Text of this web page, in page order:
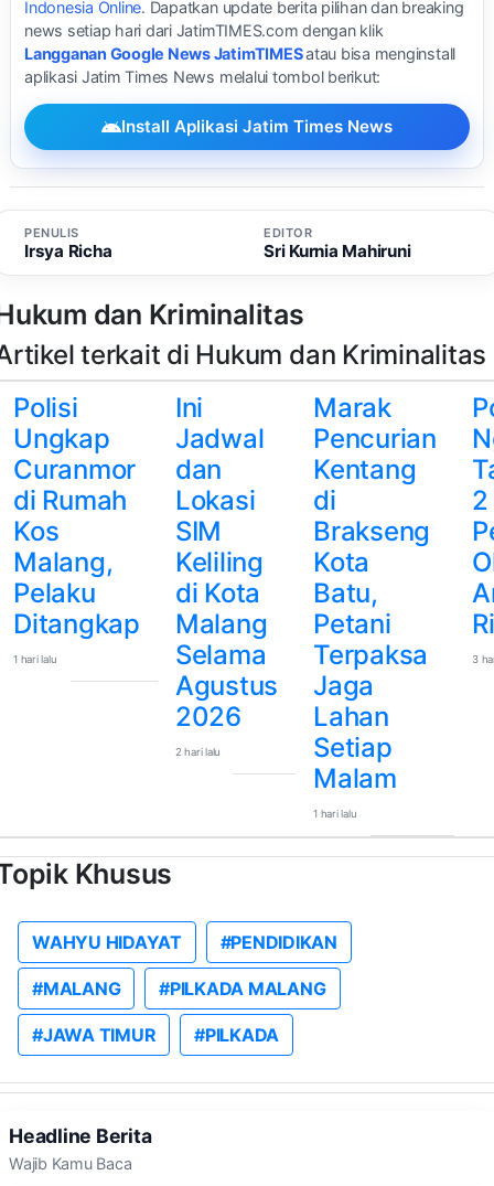
Indonesia Online. Dapatkan update berita pilihan dan breaking
news setiap hari dari JatimTIMES.com dengan klik
Langganan Google News JatimTIMESatau bisa menginstall
aplikasi Jatim Times News melalui tombol berikut:
Install Aplikasi Jatim Times News
PENULIS
Irsya Richa
EDITOR
Sri Kurnia Mahiruni
dan Kriminalitas
terkait di Hukum dan Kriminalitas
Polisi
Ungkap
Curanmor
di Rumah
Kos
Malang,
Pelaku
Ditangkap
1 hari lalu
Ini
Jadwal
dan
Lokasi
SIM
Keliling
di Kota
Malang
Selama
Agustus
2026
2 hari lalu
Marak
Pencurian
Kentang
di
Brakseng
Kota
Batu,
Petani
Terpaksa
Jaga
Lahan
Setiap
Malam
1 hari lalu
2
3
Khusus
WAHYU HIDAYAT #PENDIDIKAN
#MALANG #PILKADA MALANG
#JAWA TIMUR #PILKADA
Headline Berita
Wajib Kamu Baca